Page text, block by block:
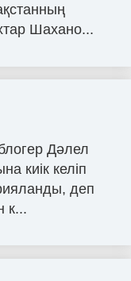
Шахано...
Дәлел
киік келіп
деп
к...